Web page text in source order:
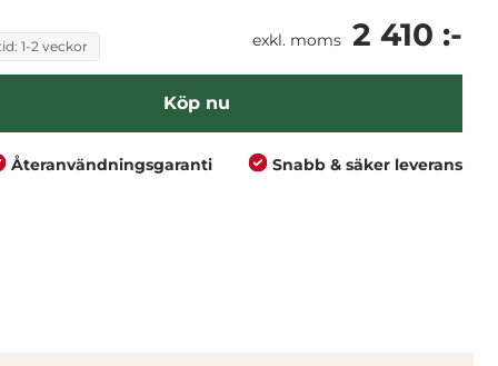
1-2 veckor exkl. moms 2 410 :-
Köp nu
Återanvändningsgaranti Snabb & säker leverans